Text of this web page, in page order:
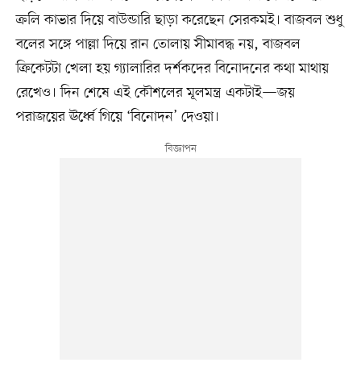
ক্রলি কাভার দিয়ে বাউন্ডারি ছাড়া করেছেন সেরকমই। বাজবল শুধু
বলের সঙ্গে পাল্লা দিয়ে রান তোলায় সীমাবদ্ধ নয়, বাজবল
ক্রিকেটটা খেলা হয় গ্যালারির দর্শকদের বিনোদনের কথা মাথায়
রেখেও। দিন শেষে এই কৌশলের মূলমন্ত্র একটাই—জয়
পরাজয়ের ঊর্ধ্বে গিয়ে ‘বিনোদন’ দেওয়া।